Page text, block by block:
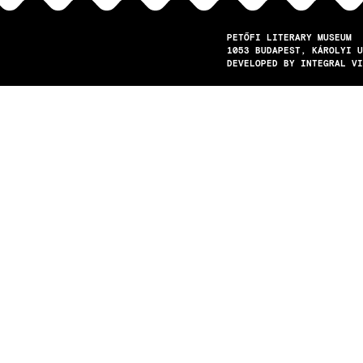
PETŐFI LITERARY MUSEUM
1053
BUDAPEST
KÁROLYI
DEVELOPED BY INTEGRAL